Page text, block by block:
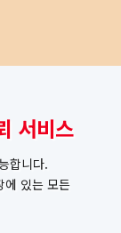
서비스
합니다.
에 있는 모든